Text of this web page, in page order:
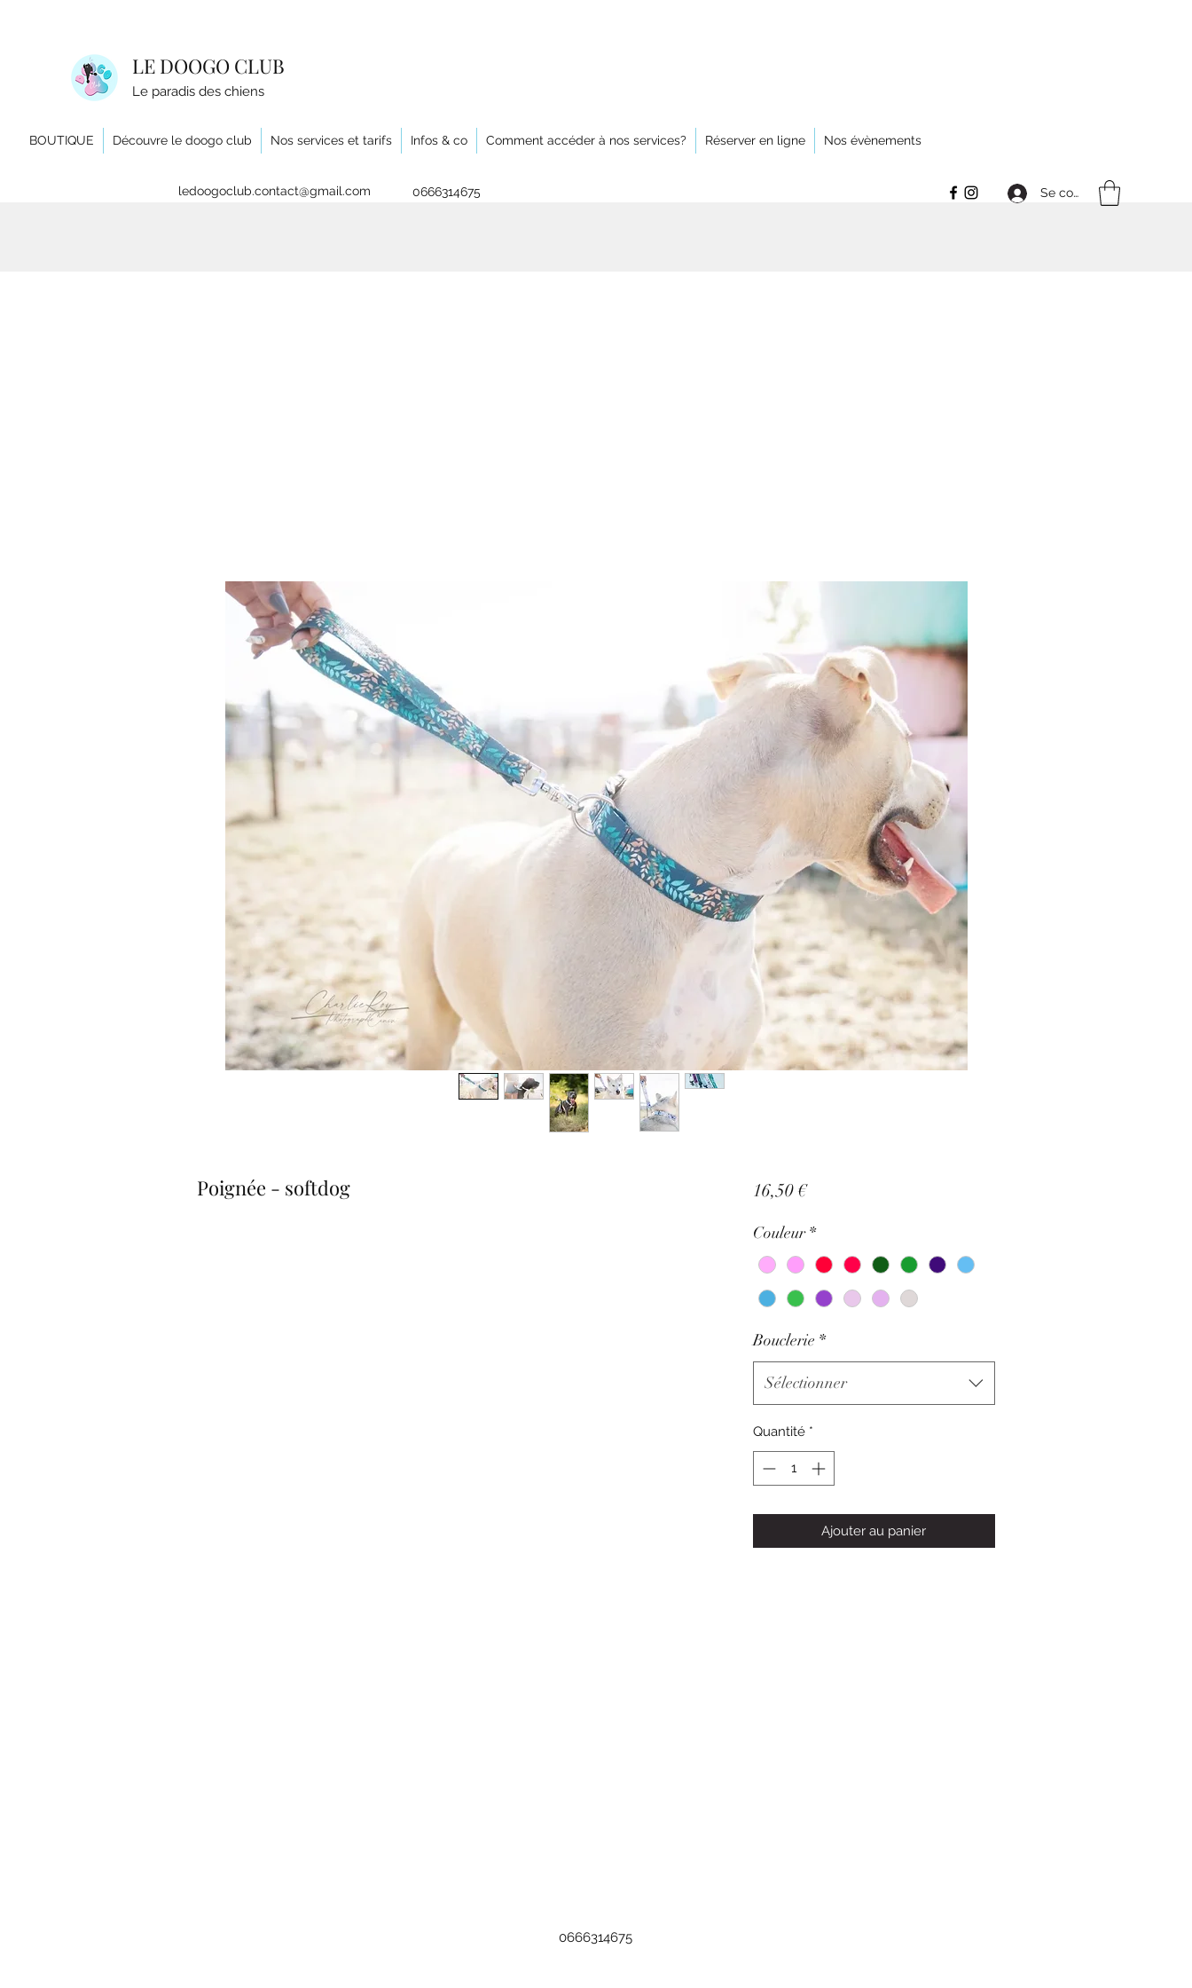
LE DOOGO CLUB
Le paradis des chiens
ledoogoclub.contact@gmail.com 0666314675 Se connecter
BOUTIQUE Découvre le doogo club Nos services et tarifs Infos & co Comment accéder à nos services? Réserver en ligne Nos évènements
Poignée - softdog 16,50 €Prix
Couleur *
Bouclerie *
Sélectionner
Quantité *
Ajouter au panier
0666314675